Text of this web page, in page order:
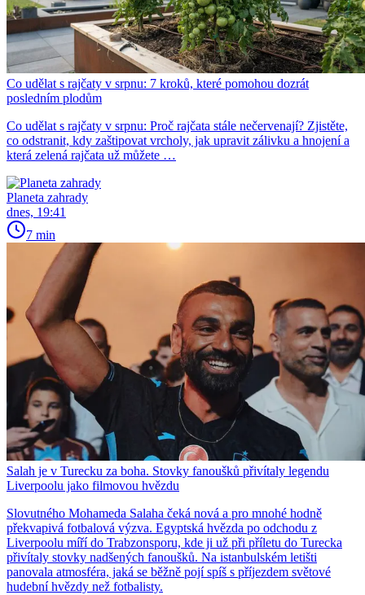
Co udělat s rajčaty v srpnu: 7 kroků, které pomohou dozrát
posledním plodům
Co udělat s rajčaty v srpnu: Proč rajčata stále nečervenají? Zjistěte,
co odstranit, kdy zaštipovat vrcholy, jak upravit zálivku a hnojení a
která zelená rajčata už můžete …
Planeta zahrady
dnes, 19:41
7 min
Salah je v Turecku za boha. Stovky fanoušků přivítaly legendu
Liverpoolu jako filmovou hvězdu
Slovutného Mohameda Salaha čeká nová a pro mnohé hodně
překvapivá fotbalová výzva. Egyptská hvězda po odchodu z
Liverpoolu míří do Trabzonsporu, kde ji už při příletu do Turecka
přivítaly stovky nadšených fanoušků. Na istanbulském letišti
panovala atmosféra, jaká se běžně pojí spíš s příjezdem světové
hudební hvězdy než fotbalisty.